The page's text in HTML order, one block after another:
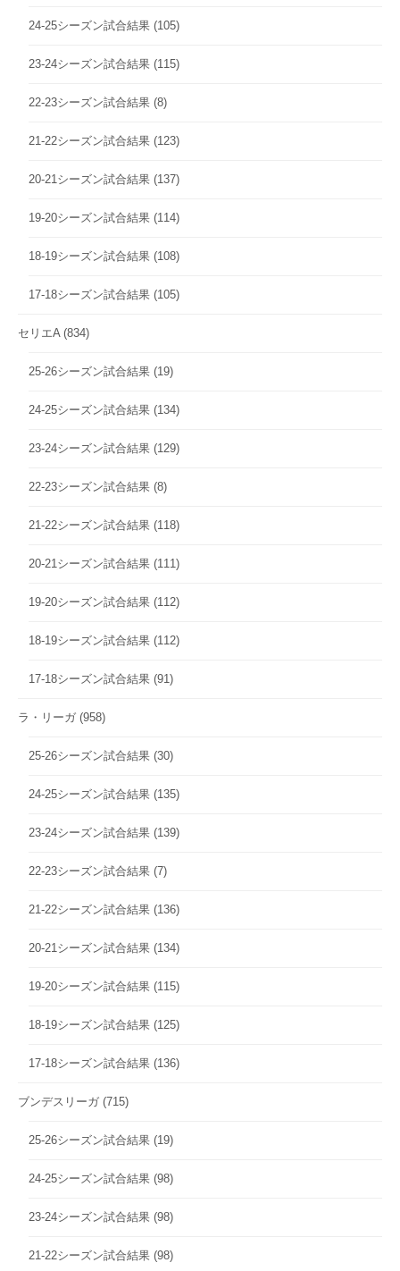
24-25シーズン試合結果 (105)
23-24シーズン試合結果 (115)
22-23シーズン試合結果 (8)
21-22シーズン試合結果 (123)
20-21シーズン試合結果 (137)
19-20シーズン試合結果 (114)
18-19シーズン試合結果 (108)
17-18シーズン試合結果 (105)
セリエA(834)
25-26シーズン試合結果 (19)
24-25シーズン試合結果 (134)
23-24シーズン試合結果 (129)
22-23シーズン試合結果 (8)
21-22シーズン試合結果 (118)
20-21シーズン試合結果 (111)
19-20シーズン試合結果 (112)
18-19シーズン試合結果 (112)
17-18シーズン試合結果 (91)
ラ・リーガ (958)
25-26シーズン試合結果 (30)
24-25シーズン試合結果 (135)
23-24シーズン試合結果 (139)
22-23シーズン試合結果 (7)
21-22シーズン試合結果 (136)
20-21シーズン試合結果 (134)
19-20シーズン試合結果 (115)
18-19シーズン試合結果 (125)
17-18シーズン試合結果 (136)
ブンデスリーガ (715)
25-26シーズン試合結果 (19)
24-25シーズン試合結果 (98)
23-24シーズン試合結果 (98)
21-22シーズン試合結果 (98)